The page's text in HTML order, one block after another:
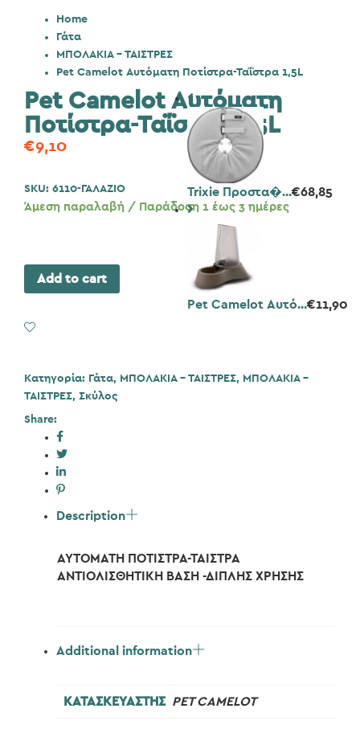
Home
Γάτα
ΜΠΟΛΑΚΙΑ - ΤΑΙΣΤΡΕΣ
Pet Camelot Αυτόματη Ποτίστρα-Ταΐστρα 1,5L
Trixie Προστα�...€68,85
Pet Camelot Αυτό...€11,90
Pet Camelot Αυτόματη
Ποτίστρα-Ταΐστρα 1,5L
€9,10
SKU: 6110-ΓΑΛΑΖΙΟ
Άμεση παραλαβή / Παράδοση 1 έως 3 ημέρες
Add to cart
Κατηγορία: Γάτα, ΜΠΟΛΑΚΙΑ - ΤΑΙΣΤΡΕΣ, ΜΠΟΛΑΚΙΑ -
ΤΑΙΣΤΡΕΣ, Σκύλος
Share:
Description
ΑΥΤΟΜΑΤΗ ΠΟΤΙΣΤΡΑ-ΤΑΙΣΤΡΑ
ΑΝΤΙΟΛΙΣΘΗΤΙΚΗ ΒΑΣΗ -ΔΙΠΛΗΣ ΧΡΗΣΗΣ
Additional information
ΚΑΤΑΣΚΕΥΑΣΤΗΣ PET CAMELOT